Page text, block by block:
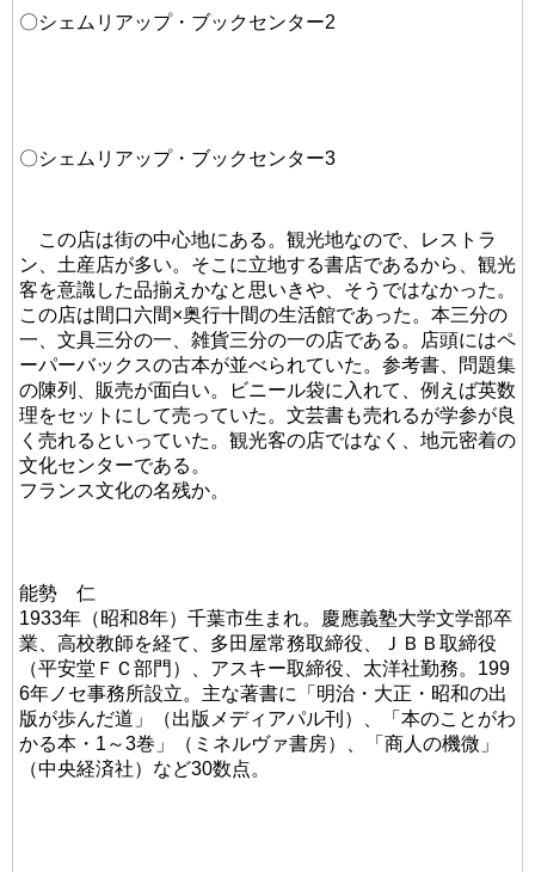
〇シェムリアップ・ブックセンター2
〇シェムリアップ・ブックセンター3
この店は街の中心地にある。観光地なので、レストラ
ン、土産店が多い。そこに立地する書店であるから、観光
客を意識した品揃えかなと思いきや、そうではなかった。
この店は間口六間×奥行十間の生活館であった。本三分の
一、文具三分の一、雑貨三分の一の店である。店頭にはペ
ーパーバックスの古本が並べられていた。参考書、問題集
の陳列、販売が面白い。ビニール袋に入れて、例えば英数
理をセットにして売っていた。文芸書も売れるが学参が良
く売れるといっていた。観光客の店ではなく、地元密着の
文化センターである。
フランス文化の名残か。
能勢 仁
1933年（昭和8年）千葉市生まれ。慶應義塾大学文学部卒
業、高校教師を経て、多田屋常務取締役、ＪＢＢ取締役
（平安堂ＦＣ部門）、アスキー取締役、太洋社勤務。199
6年ノセ事務所設立。主な著書に「明治・大正・昭和の出
版が歩んだ道」（出版メディアパル刊）、「本のことがわ
かる本・1～3巻」（ミネルヴァ書房）、「商人の機微」
（中央経済社）など30数点。